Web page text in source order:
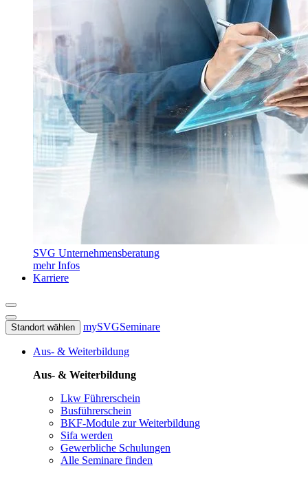
SVG Unternehmensberatung
mehr Infos
Karriere
Standort wählen mySVGSeminare
Aus- & Weiterbildung
Aus- & Weiterbildung
Lkw Führerschein
Busführerschein
BKF-Module zur Weiterbildung
Sifa werden
Gewerbliche Schulungen
Alle Seminare finden